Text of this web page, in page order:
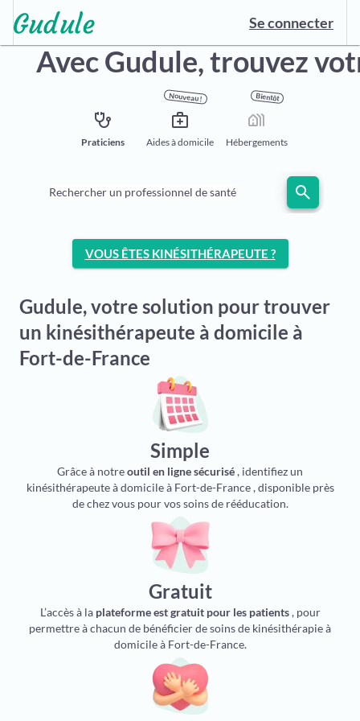
Se connecter
Avec Gudule,trouvez
stethoscope
Praticiens
Nouveau !
medical_services
Aides à domicile
Bientôt
holiday_village
Hébergements
Rechercher un professionnel de santé search
VOUS ÊTES KINÉSITHÉRAPEUTE ?
Gudule, votre solution pour trouver
un kinésithérapeute à domicile à
Fort-de-France
Simple
Grâce à notreoutil en ligne sécurisé, identifiez un
kinésithérapeute à domicile à Fort-de-France , disponible près
de chez vous pour vos soins de rééducation.
Gratuit
L’accès à la plateforme est gratuit pour les patients, pour
permettre à chacun de bénéficier de soins de kinésithérapie à
domicile à Fort-de-France.